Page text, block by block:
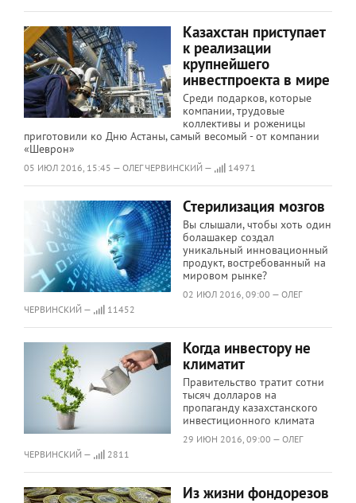
Казахстан приступает
к реализации
крупнейшего
инвестпроекта в мире
Среди подарков, которые
компании, трудовые
коллективы и роженицы
приготовили ко Дню Астаны, самый весомый - от компании
«Шеврон»
05 ИЮЛ 2016, 15:45 — ОЛЕГ ЧЕРВИНСКИЙ — 14971
Стерилизация мозгов
Вы слышали, чтобы хоть один
болашакер создал
уникальный инновационный
продукт, востребованный на
мировом рынке?
02 ИЮЛ 2016, 09:00 — ОЛЕГ
ЧЕРВИНСКИЙ —
11452
Когда инвестору не
климатит
Правительство тратит сотни
тысяч долларов на
пропаганду казахстанского
инвестиционного климата
29 ИЮН 2016, 09:00 — ОЛЕГ
ЧЕРВИНСКИЙ —
2811
Из жизни фондорезов